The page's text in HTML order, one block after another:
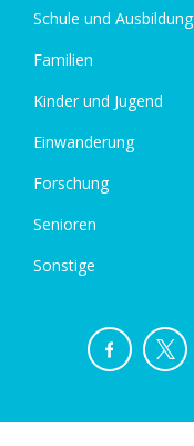
Schule und Ausbildung
Familien
Kinder und Jugend
Einwanderung
Forschung
Senioren
Sonstige